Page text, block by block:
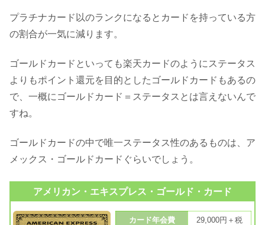
プラチナカード以のランクになるとカードを持っている方
の割合が一気に減ります。
ゴールドカードといっても楽天カードのようにステータス
よりもポイント還元を目的としたゴールドカードもあるの
で、一概にゴールドカード＝ステータスとは言えないんで
すね。
ゴールドカードの中で唯一ステータス性のあるものは、ア
メックス・ゴールドカードぐらいでしょう。
アメリカン・エキスプレス・ゴールド・カード
カード年会費
29,000円＋税